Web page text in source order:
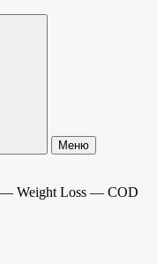
Меню
Weight Loss — COD